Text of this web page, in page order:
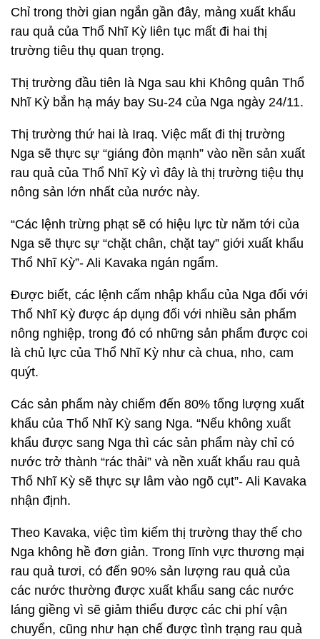
Chỉ trong thời gian ngắn gần đây, mảng xuất khẩu
rau quả của Thổ Nhĩ Kỳ liên tục mất đi hai thị
trường tiêu thụ quan trọng.
Thị trường đầu tiên là Nga sau khi Không quân Thổ
Nhĩ Kỳ bắn hạ máy bay Su-24 của Nga ngày 24/11.
Thị trường thứ hai là Iraq. Việc mất đi thị trường
Nga sẽ thực sự “giáng đòn mạnh” vào nền sản xuất
rau quả của Thổ Nhĩ Kỳ vì đây là thị trường tiệu thụ
nông sản lớn nhất của nước này.
“Các lệnh trừng phạt sẽ có hiệu lực từ năm tới của
Nga sẽ thực sự “chặt chân, chặt tay” giới xuất khẩu
Thổ Nhĩ Kỳ”- Ali Kavaka ngán ngẩm.
Được biết, các lệnh cấm nhập khẩu của Nga đối với
Thổ Nhĩ Kỳ được áp dụng đối với nhiều sản phẩm
nông nghiệp, trong đó có những sản phẩm được coi
là chủ lực của Thổ Nhĩ Kỳ như cà chua, nho, cam
quýt.
Các sản phẩm này chiếm đến 80% tổng lượng xuất
khẩu của Thổ Nhĩ Kỳ sang Nga. “Nếu không xuất
khẩu được sang Nga thì các sản phẩm này chỉ có
nước trở thành “rác thải” và nền xuất khẩu rau quả
Thổ Nhĩ Kỳ sẽ thực sự lâm vào ngõ cụt”- Ali Kavaka
nhận định.
Theo Kavaka, việc tìm kiếm thị trường thay thế cho
Nga không hề đơn giản. Trong lĩnh vực thương mại
rau quả tươi, có đến 90% sản lượng rau quả của
các nước thường được xuất khẩu sang các nước
láng giềng vì sẽ giảm thiểu được các chi phí vận
chuyển, cũng như hạn chế được tình trạng rau quả